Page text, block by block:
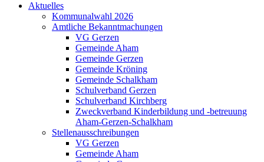
Aktuelles
Kommunalwahl 2026
Amtliche Bekanntmachungen
VG Gerzen
Gemeinde Aham
Gemeinde Gerzen
Gemeinde Kröning
Gemeinde Schalkham
Schulverband Gerzen
Schulverband Kirchberg
Zweckverband Kinderbildung und -betreuung
Aham-Gerzen-Schalkham
Stellenausschreibungen
VG Gerzen
Gemeinde Aham